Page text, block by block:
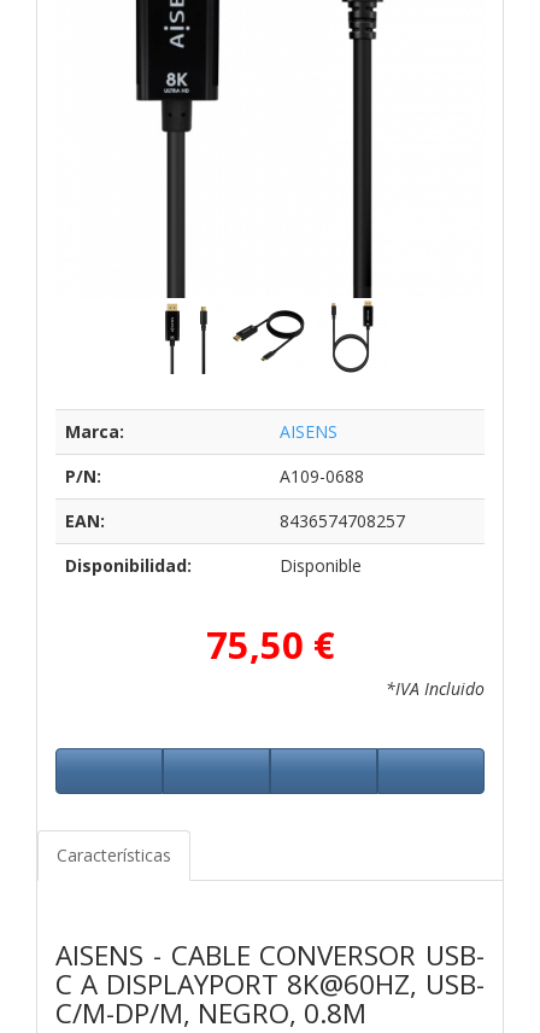
Marca:
AISENS
P/N:
A109-0688
EAN:
8436574708257
Disponibilidad:
Disponible
75,50 €
*IVA Incluido
Características
AISENS - CABLE CONVERSOR USB-
C A DISPLAYPORT 8K@60HZ, USB-
C/M-DP/M, NEGRO, 0.8M